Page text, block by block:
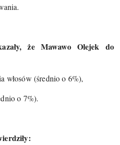
że Mawawo Olejek do
włosów (średnio o 6%),
o 7%).